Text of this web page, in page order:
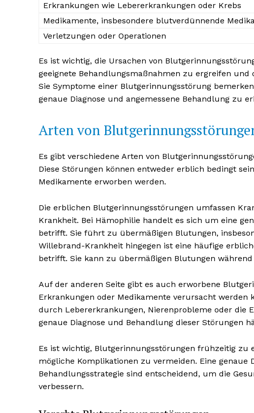
Erkrankungen wie Lebererkrankungen oder Krebs
Medikamente, insbesondere blutverdünnende
Verletzungen oder Operationen
Es ist wichtig, die Ursachen von
geeignete Behandlungsmaßnahmen zu ergreifen und
Sie Symptome einer Blutgerinnungsstörung
genaue Diagnose und angemessene Behandlung zu
Arten von
Es gibt verschiedene Arten von
Diese Störungen können entweder erblich bedingt
Medikamente erworben werden.
Die erblichen Blutgerinnungsstörungen umfassen
Krankheit. Bei Hämophilie handelt es sich um eine
betrifft. Sie führt zu übermäßigen Blutungen,
Willebrand-Krankheit hingegen ist eine häufige
betrifft. Sie kann zu übermäßigen Blutungen
Auf der anderen Seite gibt es auch erworbene
Erkrankungen oder Medikamente verursacht werden
durch Lebererkrankungen, Nierenprobleme oder die
genaue Diagnose und Behandlung dieser Störungen
Es ist wichtig, Blutgerinnungsstörungen frühzeitig zu
mögliche Komplikationen zu vermeiden. Eine genaue
Behandlungsstrategie sind entscheidend, um die
verbessern.